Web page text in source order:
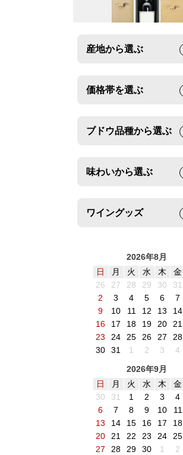
産地から選ぶ
価格帯を選ぶ
ブドウ品種から選ぶ
味わいから選ぶ
ワイングッズ
2026年8月
日
月 火 水 木 金
26
27 28 29 30 31
2
3 4 5 6 7
9
10 11 12 13 14
16
17 18 19 20 21
23
24 25 26 27 28
30
31 1 2 3 4
2026年9月
日
月 火 水 木 金
30
31 1 2 3 4
6
7 8 9 10 11
13
14 15 16 17 18
20
21 22 23 24 25
27
28 29 30 1 2